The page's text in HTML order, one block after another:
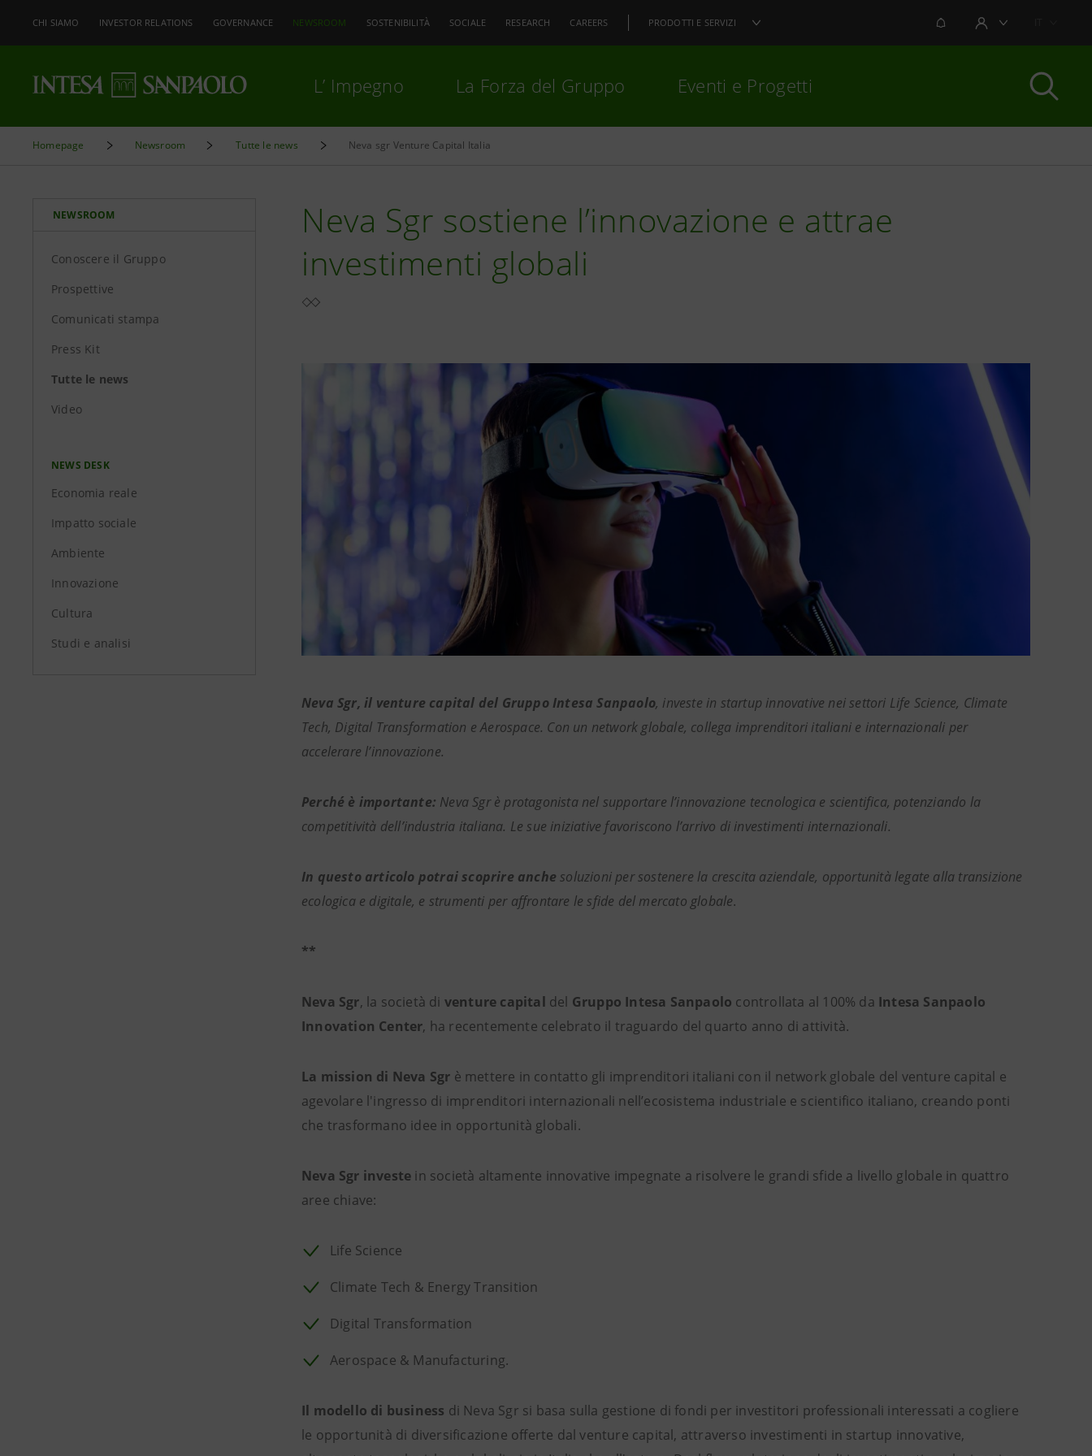
CHI SIAMO INVESTOR RELATIONS GOVERNANCE NEWSROOM SOSTENIBILITÀ SOCIALE RESEARCH CAREERS PRODOTTI E SERVIZI NOTIFICHEAREA UTENTE
L’ Impegno La Forza del Gruppo Eventi e Progetti
Homepage Newsroom Tutte le news Neva sgr Venture Capital Italia
NEWSROOM
Conoscere il Gruppo
Prospettive
Comunicati stampa
Press Kit
Tutte le news
Video
NEWS DESK
Economia reale
Impatto sociale
Ambiente
Innovazione
Cultura
Studi e analisi
Neva Sgr sostiene l’innovazione e attrae
investimenti globali
Neva Sgr, il venture capital del Gruppo Intesa Sanpaolo, investe in startup innovative nei settori Life Science, Climate
Tech, Digital Transformation e Aerospace. Con un network globale, collega imprenditori italiani e internazionali per
accelerare l’innovazione.
Perché è importante: Neva Sgr è protagonista nel supportare l’innovazione tecnologica e scientifica, potenziando la
competitività dell’industria italiana. Le sue iniziative favoriscono l’arrivo di investimenti internazionali.
In questo articolo potrai scoprire anche soluzioni per sostenere la crescita aziendale, opportunità legate alla transizione
ecologica e digitale, e strumenti per affrontare le sfide del mercato globale.
**
Neva Sgr, la società di venture capital del Gruppo Intesa Sanpaolo controllata al 100% da Intesa Sanpaolo
Innovation Center, ha recentemente celebrato il traguardo del quarto anno di attività.
La mission di Neva Sgr è mettere in contatto gli imprenditori italiani con il network globale del venture capital e
agevolare l'ingresso di imprenditori internazionali nell’ecosistema industriale e scientifico italiano, creando ponti
che trasformano idee in opportunità globali.
Neva Sgr investe in società altamente innovative impegnate a risolvere le grandi sfide a livello globale in quattro
aree chiave:
Life Science
Climate Tech & Energy Transition
Digital Transformation
Aerospace & Manufacturing.
Il modello di business di Neva Sgr si basa sulla gestione di fondi per investitori professionali interessati a cogliere
le opportunità di diversificazione offerte dal venture capital, attraverso investimenti in startup innovative,